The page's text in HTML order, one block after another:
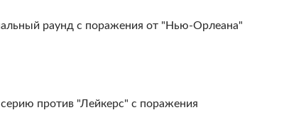
раунд с поражения от "Нью-Орлеана"
против "Лейкерс" с поражения